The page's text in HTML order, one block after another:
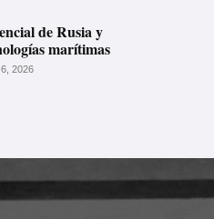
de Rusia y
marítimas
2026